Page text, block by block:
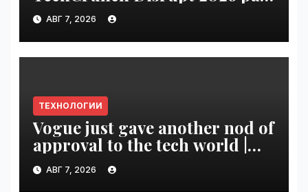
until tomorrow | VseTime.ru
АВГ 7, 2026
ТЕХНОЛОГИИ
Vogue just gave another nod of
approval to the tech world |
VseTime.ru
АВГ 7, 2026